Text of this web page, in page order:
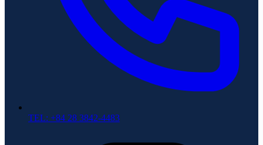
TEL: +84 28 3842-4483